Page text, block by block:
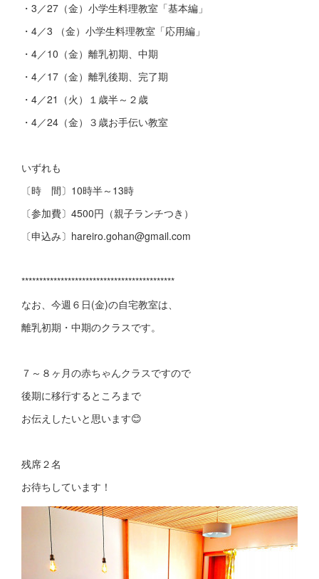
・3／27（金）小学生料理教室「基本編」
・4／3 （金）小学生料理教室「応用編」
・4／10（金）離乳初期、中期
・4／17（金）離乳後期、完了期
・4／21（火）１歳半～２歳
・4／24（金）３歳お手伝い教室
いずれも
〔時 間〕10時半～13時
〔参加費〕4500円（親子ランチつき）
〔申込み〕hareiro.gohan@gmail.com
*******************************************
なお、今週６日(金)の自宅教室は、
離乳初期・中期のクラスです。
７～８ヶ月の赤ちゃんクラスですので
後期に移行するところまで
お伝えしたいと思います😊
残席２名
お待ちしています！